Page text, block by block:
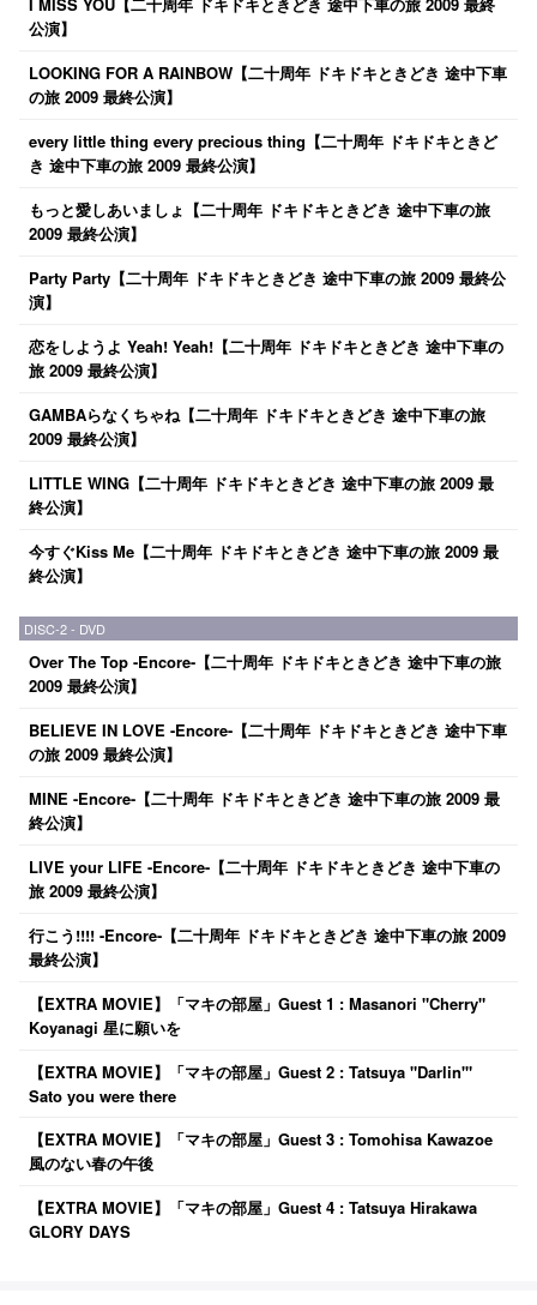
公演】
LOOKING FOR A RAINBOW【二十周年 ドキドキときどき 途中下車
の旅 2009 最終公演】
every little thing every precious thing【二十周年 ドキドキときど
き 途中下車の旅 2009 最終公演】
もっと愛しあいましょ【二十周年 ドキドキときどき 途中下車の旅
2009 最終公演】
Party Party【二十周年 ドキドキときどき 途中下車の旅 2009 最終公
演】
恋をしようよ Yeah! Yeah!【二十周年 ドキドキときどき 途中下車の
旅 2009 最終公演】
GAMBAらなくちゃね【二十周年 ドキドキときどき 途中下車の旅
2009 最終公演】
LITTLE WING【二十周年 ドキドキときどき 途中下車の旅 2009 最
終公演】
今すぐKiss Me【二十周年 ドキドキときどき 途中下車の旅 2009 最
終公演】
DISC-2 - DVD
Over The Top -Encore-【二十周年 ドキドキときどき 途中下車の旅
2009 最終公演】
BELIEVE IN LOVE -Encore-【二十周年 ドキドキときどき 途中下車
の旅 2009 最終公演】
MINE -Encore-【二十周年 ドキドキときどき 途中下車の旅 2009 最
終公演】
LIVE your LIFE -Encore-【二十周年 ドキドキときどき 途中下車の
旅 2009 最終公演】
行こう!!!! -Encore-【二十周年 ドキドキときどき 途中下車の旅 2009
最終公演】
【EXTRA MOVIE】「マキの部屋」Guest 1 : Masanori "Cherry"
Koyanagi 星に願いを
【EXTRA MOVIE】「マキの部屋」Guest 2 : Tatsuya "Darlin'"
Sato you were there
【EXTRA MOVIE】「マキの部屋」Guest 3 : Tomohisa Kawazoe
風のない春の午後
【EXTRA MOVIE】「マキの部屋」Guest 4 : Tatsuya Hirakawa
GLORY DAYS